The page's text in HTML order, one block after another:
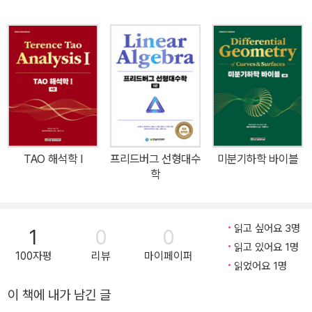
해석학 첫걸음>으로 시작해보자. <해석학 첫걸음>(원제 : Underst
anding Analysis, 2nd edition)은 한 학기용 일변수 해석학 교재이
며, 초판과 2판 모두 해외 독자들에게 큰 호평을 받고 있다. 초판에서
는 ‘이 책에 설명이 너무 잘 되어 있어 위험한 책이다.’라고 소개할 정
도로 해석학 초심자에게 왜 해석학을 공부해야 하는 이유를 명확하게
제시한다. 또한, 미국수학협회(Mathematical Association of Am
erica, MAA)에서 학부생에게 추천하는 해석학 교재이기도 하다. 여
러분은 이 책을 통해 해석학은 단지 미분적분학을 정교하게 고친 학
이 얼마나 미묘한 차이를 담고 있는지, 무한의 역설 뒤에 숨은 지적 희
열이 무엇인지 느낄 수 있다. 해석학을 공부해야 하는 이유를 알고 싶
다면 이 책을 펼쳐보자. 직관과 논증을 오가며 해석학이 완성되는 신
주제만 엄선하여 초심자에게 건네는 따스한 손길을 마주 잡아보자. *
TAO 해석학 I
프리드버그 선형대수
학
미분기하학 바이블
1
100자평
0
리뷰
0
마이페이퍼
읽고 싶어요 3명
읽고 있어요 1명
읽었어요 1명
이 책에 내가 남긴 글